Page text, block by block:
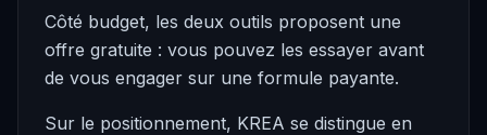
Côté budget, les deux outils proposent une
offre gratuite : vous pouvez les essayer avant
de vous engager sur une formule payante.
Sur le positionnement, KREA se distingue en